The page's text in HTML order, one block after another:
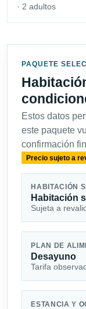
· 2 adultos
PAQUETE
Estos datos
este paquete
confirmación
Precio sujeto a
HABITACIÓN
Habitación
Sujeta a
PLAN DE
Desayuno
Tarifa
ESTANCIA Y